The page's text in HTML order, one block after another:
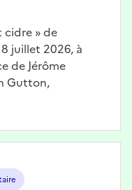
cidre » de
juillet 2026, à
de Jérôme
Gutton,